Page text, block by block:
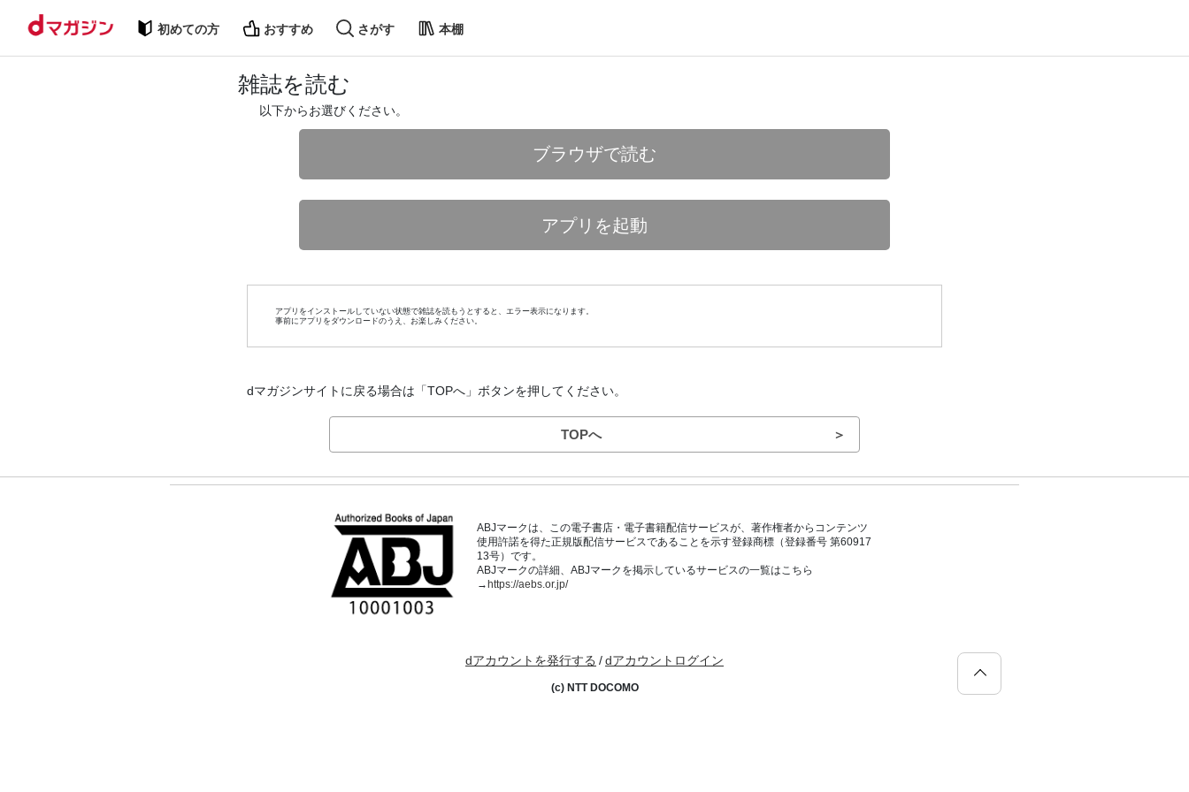
初めての方 おすすめ さがす 本棚
雑誌を読む
以下からお選びください。
ブラウザで読む
アプリを起動
アプリをインストールしていない状態で雑誌を読もうとすると、エラー表示になります。
事前にアプリをダウンロードのうえ、お楽しみください。
dマガジンサイトに戻る場合は「TOPへ」ボタンを押してください。
TOPへ ＞
ABJマークは、この電子書店・電子書籍配信サービスが、著作権者からコンテンツ
使用許諾を得た正規版配信サービスであることを示す登録商標（登録番号 第60917
13号）です。
ABJマークの詳細、ABJマークを掲示しているサービスの一覧はこちら
→https://aebs.or.jp/
dアカウントを発行する /dアカウントログイン
(c) NTT DOCOMO